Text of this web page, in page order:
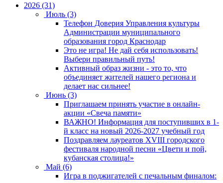
2026 (31)
Июль (3)
Телефон Доверия Управления культуры
Администрации муниципального
образования город Краснодар
Это не игра! Не дай себя использовать!
Выбери правильный путь!
Активный образ жизни - это то, что
объединяет жителей нашего региона и
делает нас сильнее!
Июнь (3)
Приглашаем принять участие в онлайн-
акции «Свеча памяти»
ВАЖНО! Информация для поступивших в 1-
й класс на новый 2026-2027 учебный год
Поздравляем лауреатов XVIII городского
фестиваля народной песни «Цвети и пой,
кубанская столица!»
Май (6)
Игра в поджигателей с печальным финалом: